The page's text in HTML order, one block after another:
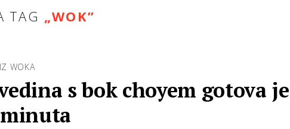
TAG „WOK”
WOKA
s bok choyem gotova